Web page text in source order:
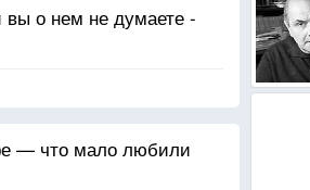
вы о нем не думаете -
— что мало любили